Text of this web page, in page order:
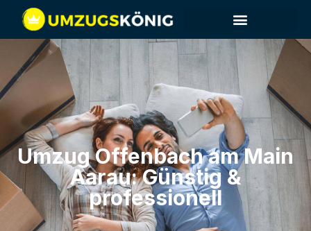
Umzug Offenbach am Main​
Aarau: Günstig &
professionell​